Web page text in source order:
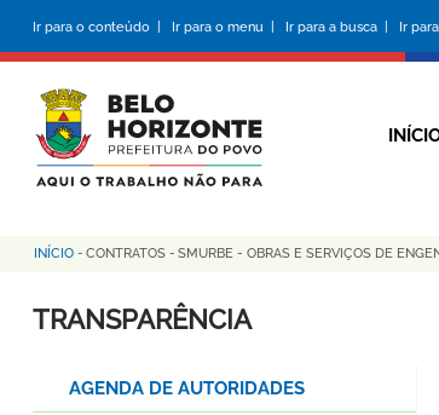
conteúdo
principal
Ir para o conteúdo | Ir para o menu | Ir para a busca | Ir
Trilha
de
INÍCIO - CONTRATOS - SMURBE - OBRAS E SERVIÇOS DE
TRANSPARÊNCIA
AGENDA DE AUTORIDADES